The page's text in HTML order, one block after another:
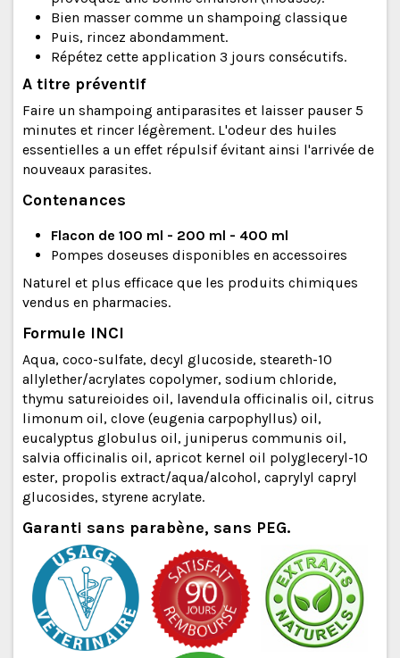
Bien masser comme un shampoing classique
Puis, rincez abondamment.
Répétez cette application 3 jours consécutifs.
A titre préventif
Faire un shampoing antiparasites et laisser pauser 5
minutes et rincer légèrement. L'odeur des huiles
essentielles a un effet répulsif évitant ainsi l'arrivée de
nouveaux parasites.
Contenances
Flacon de 100 ml - 200 ml - 400 ml
Pompes doseuses disponibles en accessoires
Naturel et plus efficace que les produits chimiques
vendus en pharmacies.
Formule INCI
Aqua, coco-sulfate, decyl glucoside, steareth-10
allylether/acrylates copolymer, sodium chloride,
thymu satureioides oil, lavendula officinalis oil, citrus
limonum oil, clove (eugenia carpophyllus) oil,
eucalyptus globulus oil, juniperus communis oil,
salvia officinalis oil, apricot kernel oil polygleceryl-10
ester, propolis extract/aqua/alcohol, caprylyl capryl
glucosides, styrene acrylate.
Garanti sans parabène, sans PEG.